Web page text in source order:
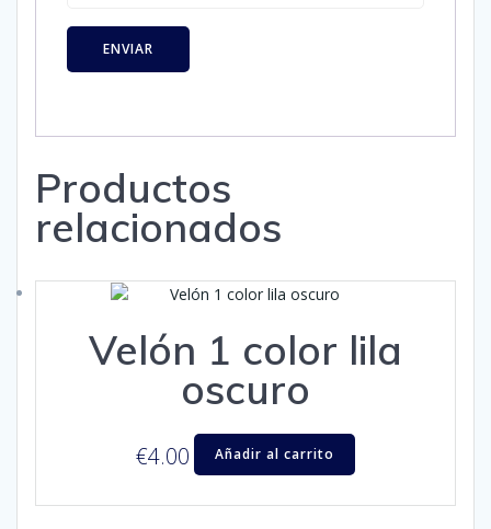
Productos
relacionados
Velón 1 color lila
oscuro
€4.00 Añadir al carrito